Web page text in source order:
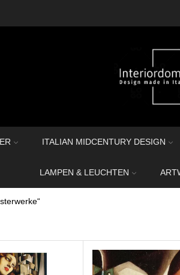
ITALIAN MIDCENTURY DESIGN
LAMPEN & LEUCHTEN